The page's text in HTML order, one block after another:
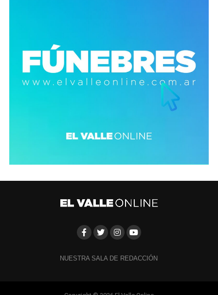
NUESTRA SALA DE REDACCIÓN